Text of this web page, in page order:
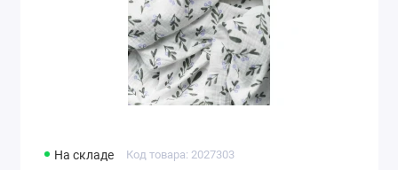
На складе Код товара: 2027303